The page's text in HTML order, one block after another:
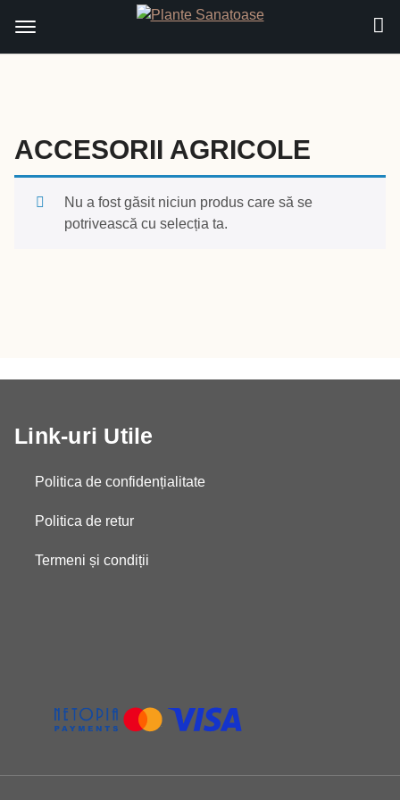
ACCESORII AGRICOLE
Nu a fost găsit niciun produs care să se
potrivească cu selecția ta.
Link-uri Utile
Politica de confidențialitate
Politica de retur
Termeni și condiții